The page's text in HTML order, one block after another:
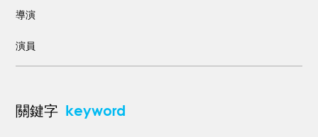
導演
演員
關鍵字 keyword